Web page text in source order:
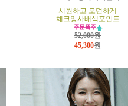
시원하고 모던하게
체크망사배색포인트
52,000원
45,300원